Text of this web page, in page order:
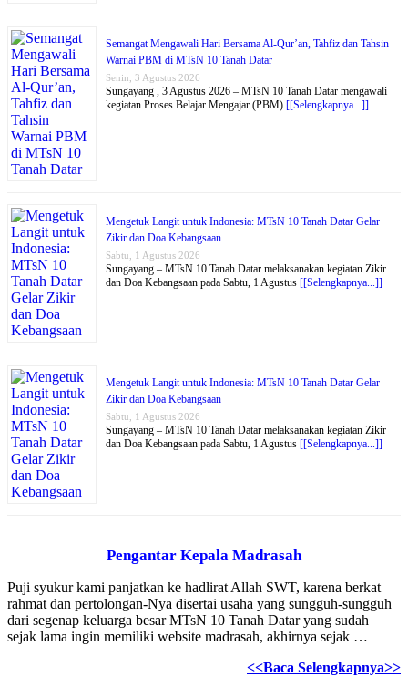
Semangat Mengawali Hari Bersama Al-Qur’an, Tahfiz dan Tahsin
Warnai PBM di MTsN 10 Tanah Datar
Senin, 3 Agustus 2026
Sungayang , 3 Agustus 2026 – MTsN 10 Tanah Datar mengawali
kegiatan Proses Belajar Mengajar (PBM) [[Selengkapnya...]]
Mengetuk Langit untuk Indonesia: MTsN 10 Tanah Datar Gelar
Zikir dan Doa Kebangsaan
Sabtu, 1 Agustus 2026
Sungayang – MTsN 10 Tanah Datar melaksanakan kegiatan Zikir
dan Doa Kebangsaan pada Sabtu, 1 Agustus [[Selengkapnya...]]
Mengetuk Langit untuk Indonesia: MTsN 10 Tanah Datar Gelar
Zikir dan Doa Kebangsaan
Sabtu, 1 Agustus 2026
Sungayang – MTsN 10 Tanah Datar melaksanakan kegiatan Zikir
dan Doa Kebangsaan pada Sabtu, 1 Agustus [[Selengkapnya...]]
Pengantar Kepala Madrasah
Puji syukur kami panjatkan ke hadlirat Allah SWT, karena berkat
rahmat dan pertolongan-Nya disertai usaha yang sungguh-sungguh
dari segenap keluarga besar MTsN 10 Tanah Datar yang sudah
sejak lama ingin memiliki website madrasah, akhirnya sejak …
<<Baca Selengkapnya>>